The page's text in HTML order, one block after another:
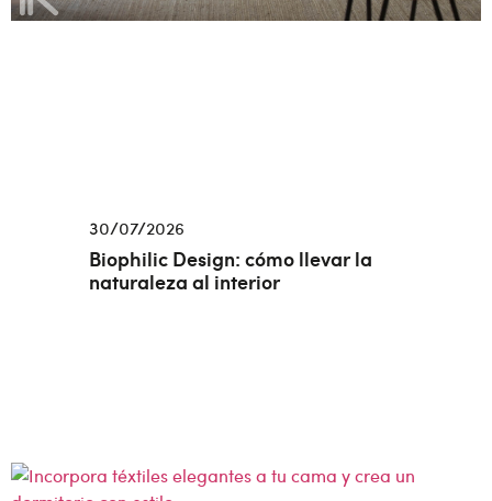
Biophilic Design: cómo llevar la
naturaleza al interior
30/07/2026